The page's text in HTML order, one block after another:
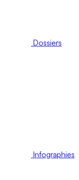
Dossiers
Infographies